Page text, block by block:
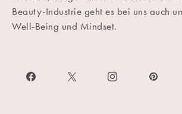
Beauty-Industrie geht es bei uns auch
Well-Being und Mindset.